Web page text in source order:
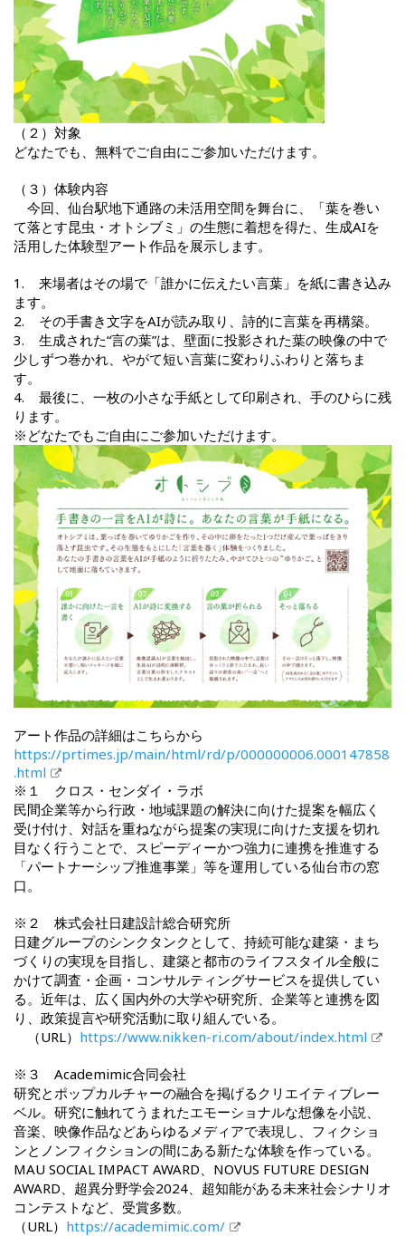
（２）対象
どなたでも、無料でご自由にご参加いただけます。
（３）体験内容
今回、仙台駅地下通路の未活用空間を舞台に、「葉を巻い
て落とす昆虫・オトシブミ」の生態に着想を得た、生成AIを
活用した体験型アート作品を展示します。
1. 来場者はその場で「誰かに伝えたい言葉」を紙に書き込み
ます。
2. その手書き文字をAIが読み取り、詩的に言葉を再構築。
3. 生成された“言の葉”は、壁面に投影された葉の映像の中で
少しずつ巻かれ、やがて短い言葉に変わりふわりと落ちま
す。
4. 最後に、一枚の小さな手紙として印刷され、手のひらに残
ります。
※どなたでもご自由にご参加いただけます。
アート作品の詳細はこちらから
https://prtimes.jp/main/html/rd/p/000000006.000147858
.html
※１ クロス・センダイ・ラボ
民間企業等から行政・地域課題の解決に向けた提案を幅広く
受け付け、対話を重ねながら提案の実現に向けた支援を切れ
目なく行うことで、スピーディーかつ強力に連携を推進する
「パートナーシップ推進事業」等を運用している仙台市の窓
口。
※２ 株式会社日建設計総合研究所
日建グループのシンクタンクとして、持続可能な建築・まち
づくりの実現を目指し、建築と都市のライフスタイル全般に
かけて調査・企画・コンサルティングサービスを提供してい
る。近年は、広く国内外の大学や研究所、企業等と連携を図
り、政策提言や研究活動に取り組んでいる。
（URL） https://www.nikken-ri.com/about/index.html
※３ Academimic合同会社
研究とポップカルチャーの融合を掲げるクリエイティブレー
ベル。研究に触れてうまれたエモーショナルな想像を小説、
音楽、映像作品などあらゆるメディアで表現し、フィクショ
ンとノンフィクションの間にある新たな体験を作っている。
MAU SOCIAL IMPACT AWARD、NOVUS FUTURE DESIGN
AWARD、超異分野学会2024、超知能がある未来社会シナリオ
コンテストなど、受賞多数。
（URL） https://academimic.com/